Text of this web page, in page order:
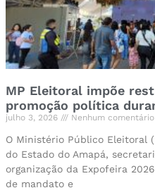
MP Eleitoral impõe
promoção política
julho 3, 2026 Nenhum comentário
O Ministério Público Eleitoral
do Estado do Amapá,
organização da Expofeira
de mandato e